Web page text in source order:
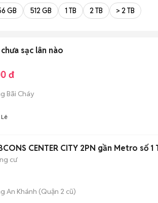
GB 512 GB 1 TB 2 TB > 2 TB
sạc lân nào
đ
Bãi Cháy
CENTER CITY 2PN gần Metro số 1
cư
An Khánh (Quận 2 cũ)